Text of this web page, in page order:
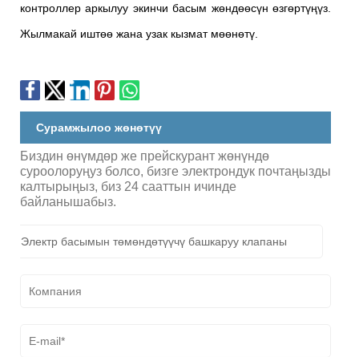
контроллер аркылуу экинчи басым жөндөөсүн өзгөртүңүз.
Жылмакай иштөө жана узак кызмат мөөнөтү.
Сурамжылоо жөнөтүү
Биздин өнүмдөр же прейскурант жөнүндө
суроолоруңуз болсо, бизге электрондук почтаңызды
калтырыңыз, биз 24 сааттын ичинде
байланышабыз.